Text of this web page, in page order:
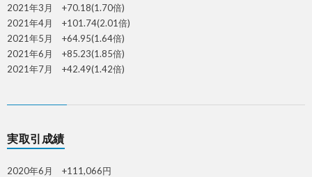
2021年3月 +70.18(1.70倍)
2021年4月 +101.74(2.01倍)
2021年5月 +64.95(1.64倍)
2021年6月 +85.23(1.85倍)
2021年7月 +42.49(1.42倍)
実取引成績
2020年6月 +111,066円